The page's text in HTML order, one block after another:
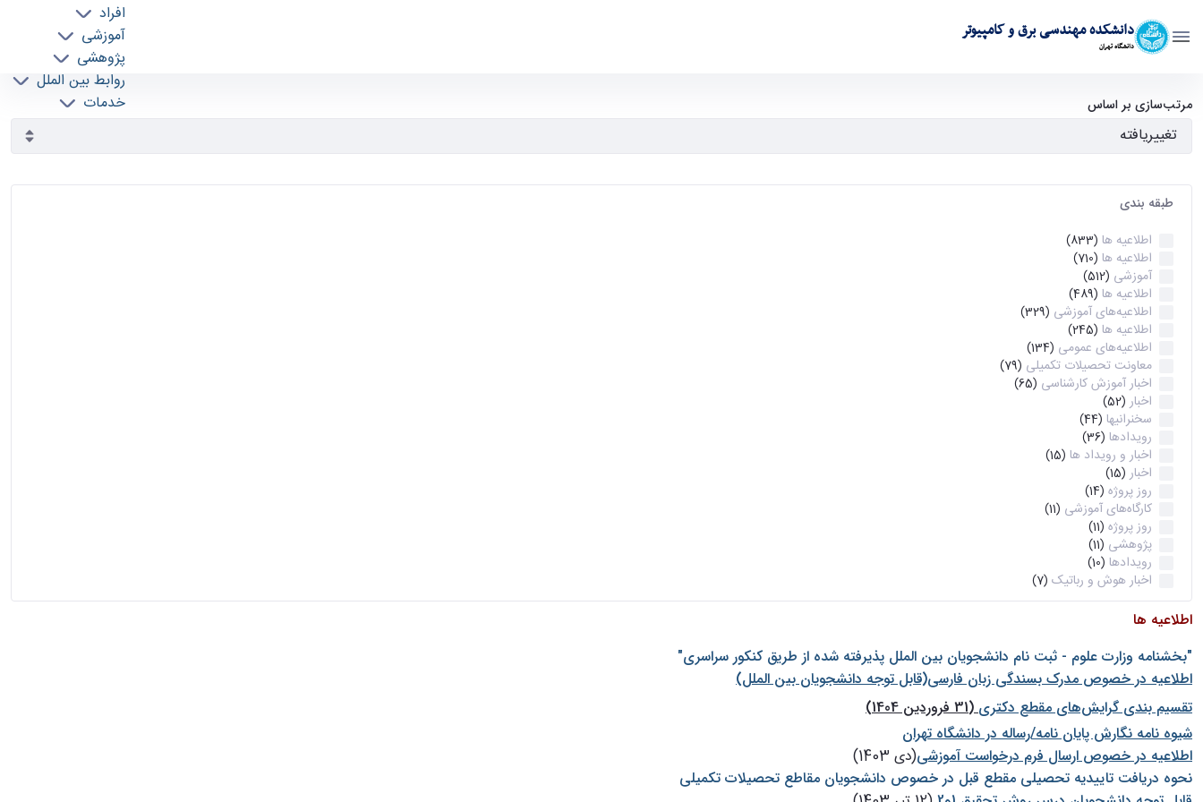
دانشکده مهندسی برق و کامپیوتر
دانشگاه تهران
افراد
آموزشی
پژوهشی
روابط بین الملل
خدمات
آرشیو اطلاعیه ها - ece- دانشکده مهندسی برق و کامپیوتر
مرتب‌سازی بر اساس
طبقه بندی
اطلاعیه ها (833)
اطلاعیه ها (710)
آموزشی (512)
اطلاعیه ها (489)
اطلاعیه‌های‌ آموزشی (329)
اطلاعیه ها (245)
اطلاعیه‌های عمومی (134)
معاونت تحصیلات تکمیلی (79)
اخبار آموزش کارشناسی (65)
اخبار (52)
سخنرانیها (44)
رویدادها (36)
اخبار و رویداد ها (15)
اخبار (15)
روز پروژه (14)
کارگاه‌های آموزشی (11)
روز پروژه (11)
پژوهشی (11)
رویدادها (10)
اخبار هوش و رباتیک (7)
اطلاعیه ها
"بخشنامه وزارت علوم - ثبت نام دانشجويان بين الملل پذيرفته شده از طريق كنكور سراسری"
اطلاعیه در خصوص مدرک بسندگی زبان فارسی(قابل توجه دانشجویان بین الملل)
تقسیم بندی گرایش‌های مقطع دکتری(31 فروردین 1404)
شيوه نامه نگارش پايان نامه/رساله در دانشگاه تهران
اطلاعیه در خصوص ارسال فرم درخواست آموزشی(دی 1403)
نحوه دریافت تاییدیه تحصیلی مقطع قبل در خصوص دانشجویان مقاطع تحصیلات تکمیلی